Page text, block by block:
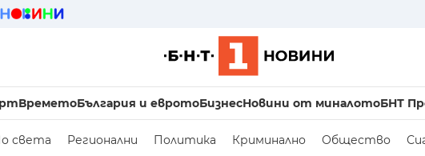
ВреметоБългария и евротоБизнесНовини от миналотоБНТ
света Регионални Политика Криминално Общество